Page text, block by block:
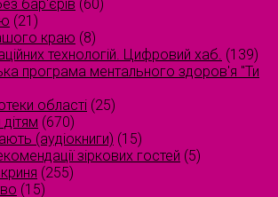
бар'єрів (60)
(21)
краю (8)
технологій. Цифровий хаб. (139)
програма ментального здоров'я "Ти
області (25)
(670)
(аудіокниги) (15)
зіркових гостей (5)
(255)
(15)